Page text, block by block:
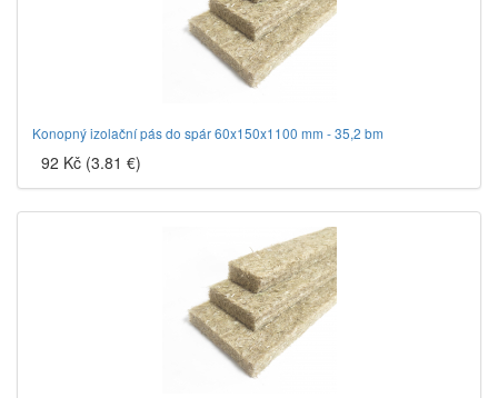
Konopný izolační pás do spár 60x150x1100 mm - 35,2 bm
92 Kč (3.81 €)